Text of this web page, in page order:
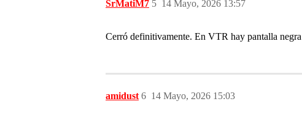
SrMatiM7 14 Mayo, 2026 13:57
5
Cerró definitivamente. En VTR hay pantalla
amidust 14 Mayo, 2026 15:03
6